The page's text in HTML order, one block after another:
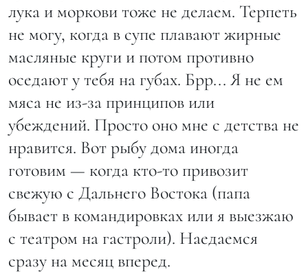
лука и моркови тоже не делаем. Терпеть
не могу, когда в супе плавают жирные
масляные круги и потом противно
оседают у тебя на губах. Брр... Я не ем
мяса не из-за принципов или
убеждений. Просто оно мне с детства не
нравится. Вот рыбу дома иногда
готовим — когда кто-то привозит
свежую с Дальнего Востока (папа
бывает в командировках или я выезжаю
с театром на гастроли). Наедаемся
сразу на месяц вперед.